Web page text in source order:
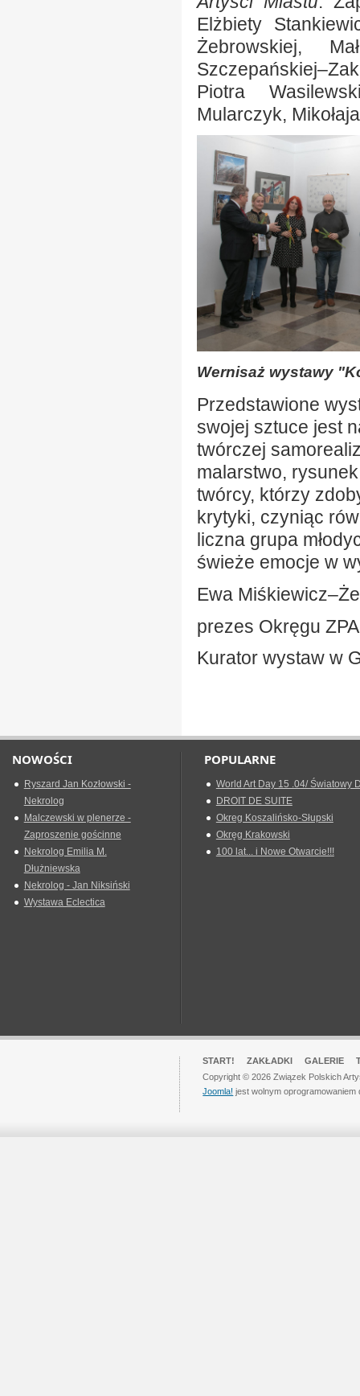
Elżbiety
Żebrowskiej,
Piotra
Mularczyk,
Wernisaż wystawy
Przedstawione
swojej sztuce jest
twórczej
malarstwo,
twórcy, którzy
krytyki, czyniąc
liczna grupa
świeże emocje w
Ewa
prezes Okręgu
Kurator wystaw w
NOWOŚCI
Ryszard Jan Kozłowski -
Nekrolog
Malczewski w plenerze -
Zaproszenie gościnne
Nekrolog Emilia M.
Dłużniewska
Nekrolog - Jan Niksiński
Wystawa Eclectica
POPULARNE
World Art Day 15 .04/ Światowy
DROIT DE SUITE
Okreg Koszalińsko-Słupski
Okręg Krakowski
100 lat... i Nowe Otwarcie!!!
START! ZAKŁADKI GALERIE
Copyright © 2026 Związek Polskich
Joomla! jest wolnym